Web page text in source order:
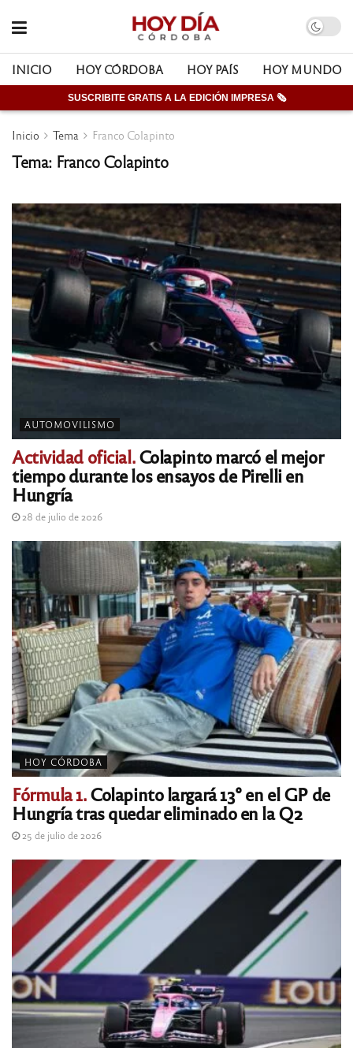
INICIO HOY CÓRDOBA HOY PAÍS HOY MUNDO
SUSCRIBITE GRATIS A LA EDICIÓN IMPRESA 🗞
Inicio Tema Franco Colapinto
Tema: Franco Colapinto
AUTOMOVILISMO
Actividad oficial.Colapinto marcó el mejor
tiempo durante los ensayos de Pirelli en
Hungría
28 de julio de 2026
HOY CÓRDOBA
Fórmula 1.Colapinto largará 13° en el GP de
Hungría tras quedar eliminado en la Q2
25 de julio de 2026